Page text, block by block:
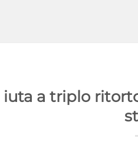
iuta a triplo